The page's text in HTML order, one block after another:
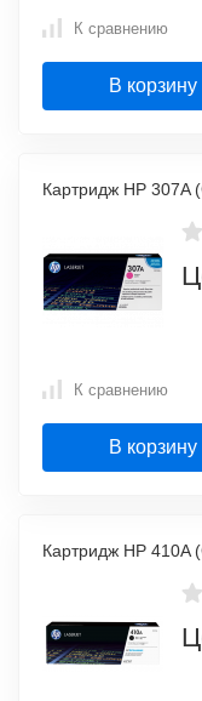
К сравнению
В корзину
Картридж HP 307A
К сравнению
В корзину
Картридж HP 410A